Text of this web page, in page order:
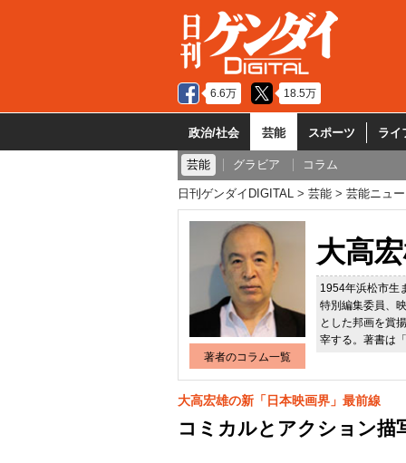
6.6万 18.5万
政治/社会 芸能 スポーツ ライ
芸能 グラビア コラム
日刊ゲンダイDIGITAL 芸能 芸能ニュ
著者のコラム一覧
大高
1954年浜松市生
特別編集委員、
とした邦画を賞
宰する。著書は「
大高宏雄の新「日本映画界」最前線
コミカルとアクション描